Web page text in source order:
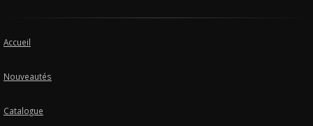
Accueil
Nouveautés
Catalogue